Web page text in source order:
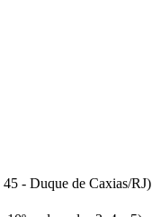
- Duque de Caxias/RJ)